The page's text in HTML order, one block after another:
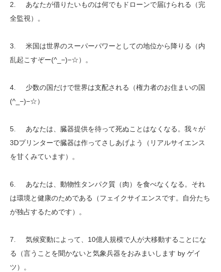
2. あなたが借りたいものは何でもドローンで届けられる（完
全監視）。
3. 米国は世界のスーパーパワーとしての地位から降りる（内
乱起こすぞー(^_−)−☆）。
4. 少数の国だけで世界は支配される（権力者のお住まいの国
(^_−)−☆）
5. あなたは、臓器提供を待って死ぬことはなくなる。我々が
3Dプリンターで臓器は作ってさしあげよう（リアルサイエンス
を甘くみています）。
6. あなたは、動物性タンパク質（肉）を食べなくなる。それ
は環境と健康のためである（フェイクサイエンスです。自分たち
が独占するためです）。
7. 気候変動によって、10億人規模で人が大移動することにな
る（言うことを聞かないと気象兵器をおみまいします by ゲイ
ツ）。